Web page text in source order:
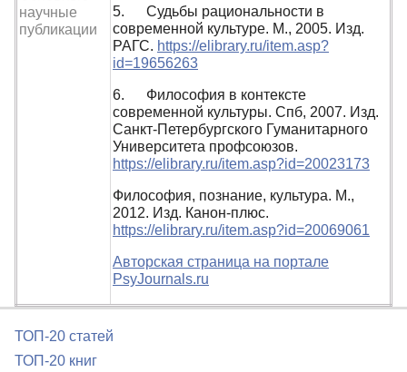
научные
публикации
5. Судьбы рациональности в
современной культуре. М., 2005. Изд.
РАГС. https://elibrary.ru/item.asp?
id=19656263
6. Философия в контексте
современной культуры. Спб, 2007. Изд.
Санкт-Петербургского Гуманитарного
Университета профсоюзов.
https://elibrary.ru/item.asp?id=20023173
Философия, познание, культура. М.,
2012. Изд. Канон-плюс.
https://elibrary.ru/item.asp?id=20069061
Авторская страница на портале
PsyJournals.ru
ТОП-20 статей
ТОП-20 книг